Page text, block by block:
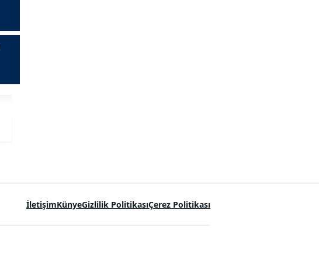
İletişimKünyeGizlilik PolitikasıÇerez Politikası